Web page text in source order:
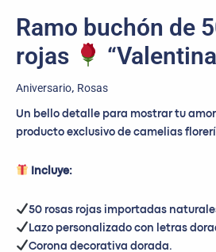
Ramo buchón de
rojas
Aniversario, Rosas
Un bello detalle para mostrar tu
producto exclusivo de camelias
Incluye:
50 rosas rojas importadas
Lazo personalizado con letras
Corona decorativa dorada.